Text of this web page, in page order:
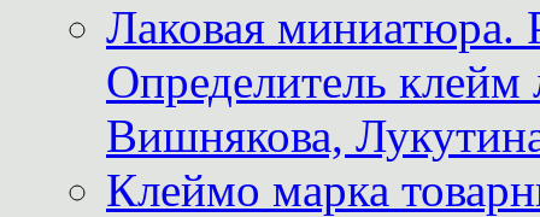
Лаковая миниатюра.
Определитель
Вишнякова,
Клеймо марка